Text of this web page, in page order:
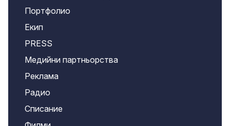
Портфолио
Екип
PRESS
Медийни партньорства
Реклама
Радио
Списание